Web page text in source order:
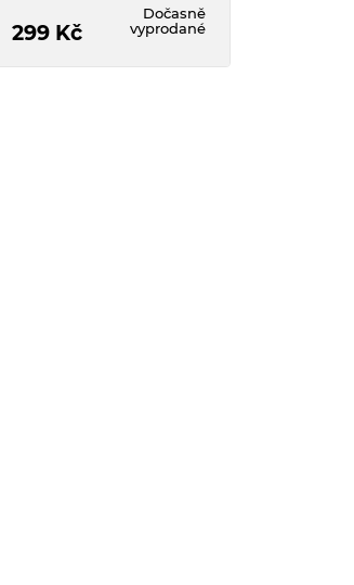
nabízí přirozený komfort a
jasný zrak po celý den.
299Kč
Dočasně
vyprodané